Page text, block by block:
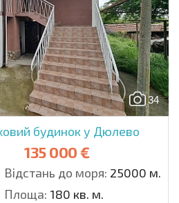
34
будинок у Дюлево
135 000 €
Відстань до моря: 25000 м.
Площа: 180 кв. м.